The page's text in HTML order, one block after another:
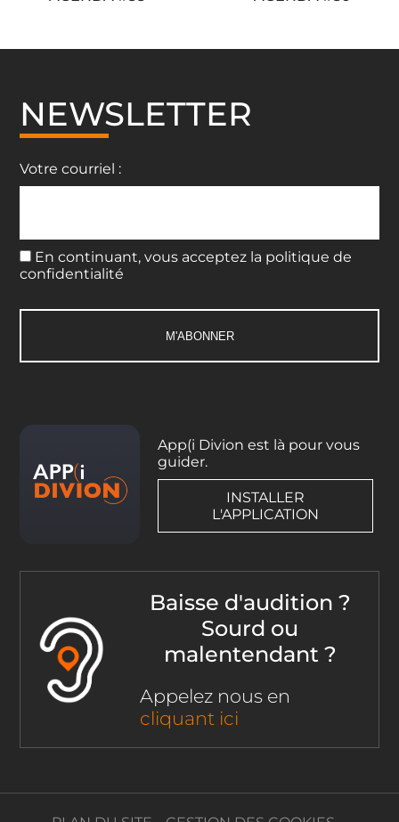
l’article
NEWSLETTER
Votre courriel :
En continuant, vous acceptez la politique de
confidentialité
App(i Divion est là pour vous
guider.
INSTALLER
L'APPLICATION
Baisse d'audition ?
Sourd ou
malentendant ?
Appelez nous en
cliquant ici